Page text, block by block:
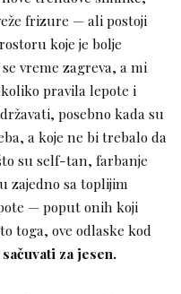
frizure — ali postoji
koje je bolje
vreme zagreva, a mi
pravila lepote i
posebno kada su
a koje ne bi trebalo da
su self-tan, farbanje
zajedno sa toplijim
— poput onih koji
toga, ove odlaske kod
sačuvati za jesen.